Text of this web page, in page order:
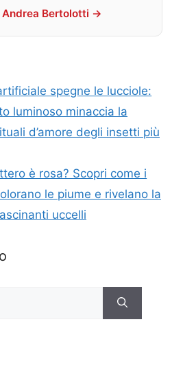
Bertolotti →
spegne le lucciole:
luminoso minaccia la
d’amore degli insetti più
è rosa? Scopri come i
le piume e rivelano la
uccelli